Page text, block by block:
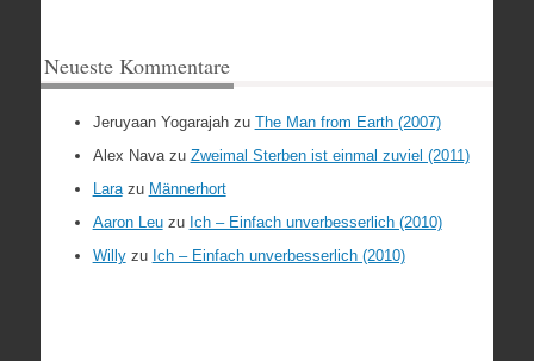
Neueste Kommentare
Jeruyaan Yogarajahzu The Man from Earth (2007)
Alex Navazu Zweimal Sterben ist einmal zuviel (2011)
Larazu Männerhort
Aaron Leuzu Ich – Einfach unverbesserlich (2010)
Willyzu Ich – Einfach unverbesserlich (2010)